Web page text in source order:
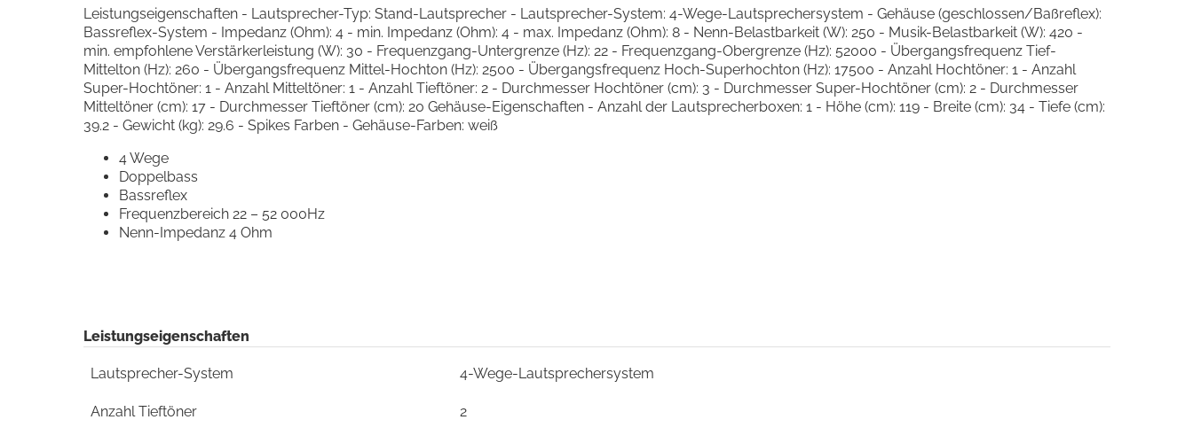
Leistungseigenschaften - Lautsprecher-Typ: Stand-Lautsprecher - Lautsprecher-System: 4-Wege-Lautsprechersystem - Gehäuse (geschlossen/Baßreflex):
Bassreflex-System - Impedanz (Ohm): 4 - min. Impedanz (Ohm): 4 - max. Impedanz (Ohm): 8 - Nenn-Belastbarkeit (W): 250 - Musik-Belastbarkeit (W): 420 -
min. empfohlene Verstärkerleistung (W): 30 - Frequenzgang-Untergrenze (Hz): 22 - Frequenzgang-Obergrenze (Hz): 52000 - Übergangsfrequenz Tief-
Mittelton (Hz): 260 - Übergangsfrequenz Mittel-Hochton (Hz): 2500 - Übergangsfrequenz Hoch-Superhochton (Hz): 17500 - Anzahl Hochtöner: 1 - Anzahl
Super-Hochtöner: 1 - Anzahl Mitteltöner: 1 - Anzahl Tieftöner: 2 - Durchmesser Hochtöner (cm): 3 - Durchmesser Super-Hochtöner (cm): 2 - Durchmesser
Mitteltöner (cm): 17 - Durchmesser Tieftöner (cm): 20 Gehäuse-Eigenschaften - Anzahl der Lautsprecherboxen: 1 - Höhe (cm): 119 - Breite (cm): 34 - Tiefe (cm):
39.2 - Gewicht (kg): 29.6 - Spikes Farben - Gehäuse-Farben: weiß
4 Wege
Doppelbass
Bassreflex
Frequenzbereich 22 – 52 000Hz
Nenn-Impedanz 4 Ohm
Leistungseigenschaften
Lautsprecher-System 4-Wege-Lautsprechersystem
Anzahl Tieftöner 2